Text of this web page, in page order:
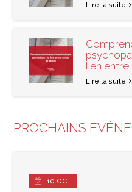
Lire la suite
lien
Lire la suite
PROCHAINS
10 OCT